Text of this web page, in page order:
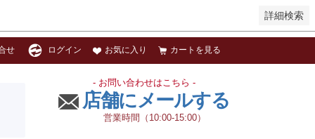
詳細検索
せ ログイン お気に入り カートを見る
- お問い合わせはこちら -
店舗にメールする
営業時間（10:00-15:00）